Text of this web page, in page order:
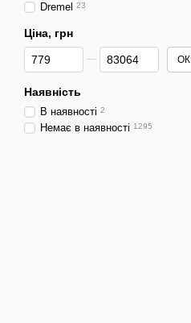
Dremel 23
Ціна, грн
Від Ціна, грн
До Ціна, грн ОК
Наявність
В наявності 2
Немає в наявності 1295